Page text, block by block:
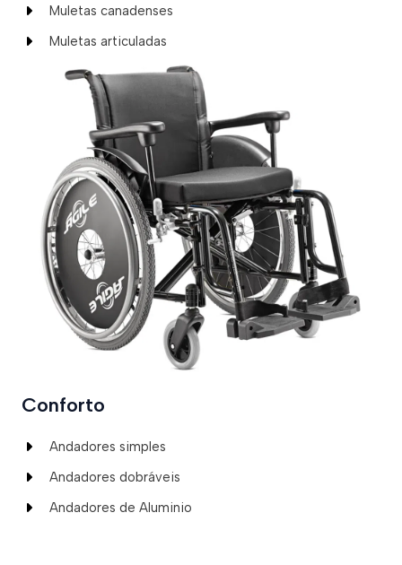
Muletas canadenses
Muletas articuladas
Conforto
Andadores simples
Andadores dobráveis
Andadores de Aluminio